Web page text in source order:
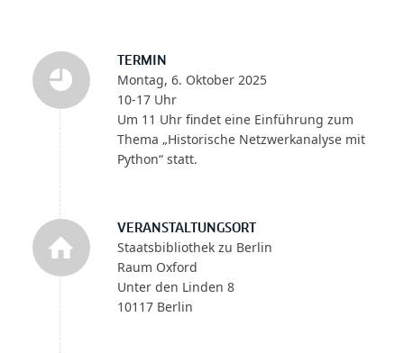
TERMIN
Montag, 6. Oktober 2025
10-17 Uhr
Um 11 Uhr findet eine Einführung zum
Thema „Historische Netzwerkanalyse mit
Python“ statt.
VERANSTALTUNGSORT
Staatsbibliothek zu Berlin
Raum Oxford
Unter den Linden 8
10117 Berlin